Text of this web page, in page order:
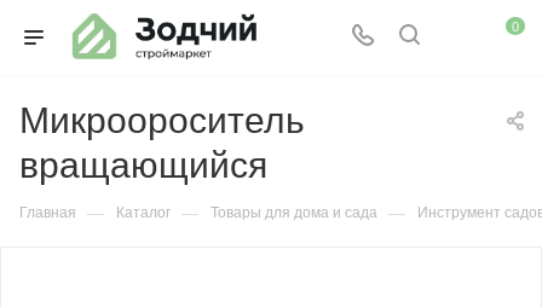
0
Микроороситель
вращающийся
Главная — Каталог — Товары для дома и сада — Инструмент